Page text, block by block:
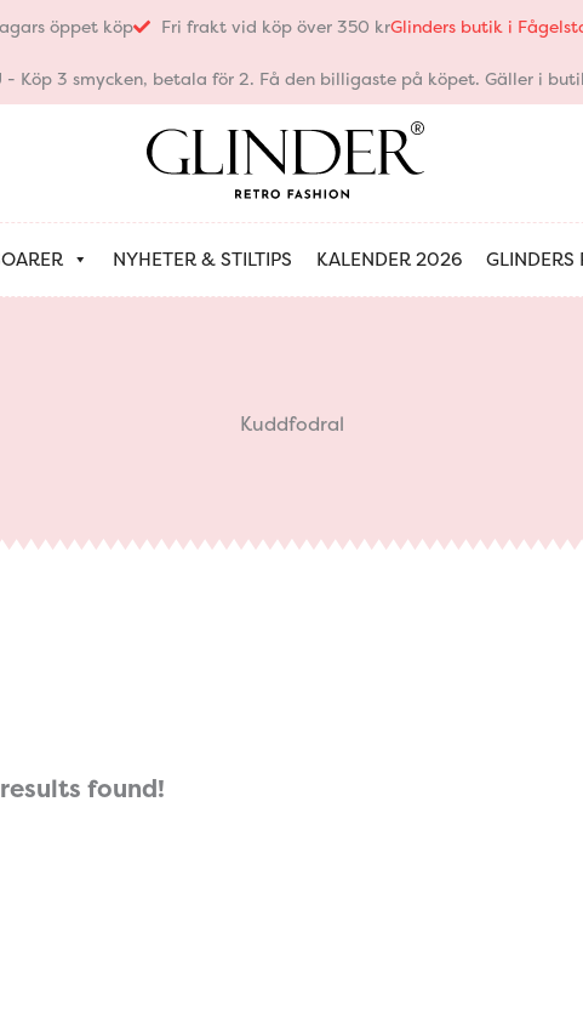
öppet köp Fri frakt vid köp över 350 krGlinders butik i
- Köp 3 smycken, betala för 2. Få den billigaste på köpet. Gäller i
NYHETER & STILTIPS KALENDER 2026 GLINDERS
Kuddfodral
found!